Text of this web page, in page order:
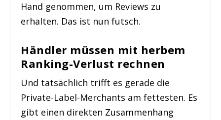
Hand genommen, um Reviews zu
erhalten. Das ist nun futsch.
Händler müssen mit herbem
Ranking-Verlust rechnen
Und tatsächlich trifft es gerade die
Private-Label-Merchants am fettesten. Es
gibt einen direkten Zusammenhang